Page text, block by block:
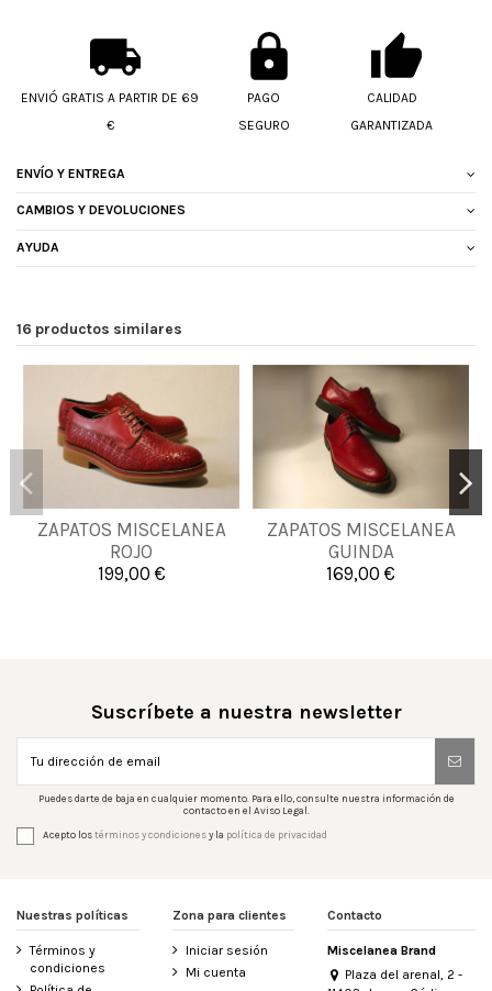
ENVIÓ GRATIS A PARTIR DE 69
€
PAGO
SEGURO
CALIDAD
GARANTIZADA
ENVÍO Y ENTREGA
CAMBIOS Y DEVOLUCIONES
AYUDA
16 productos similares
ZAPATOS MISCELANEA
ROJO
199,00 €
38 39
Añadir al carrito
ZAPATOS MISCELANEA
GUINDA
169,00 €
41 43 45
46
Suscríbete a nuestra newsletter
Puedes darte de baja en cualquier momento. Para ello, consulte nuestra información de
contacto en el Aviso Legal.
Acepto lostérminos y condicionesy la política de privacidad
Nuestras políticas
Términos y
condiciones
Zona para clientes
Iniciar sesión
Mi cuenta
Contacto
Miscelanea Brand
Plaza del arenal, 2 -